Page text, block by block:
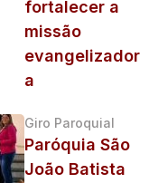
fortalecer a
missão
evangelizador
a
Giro Paroquial
Paróquia São
João Batista